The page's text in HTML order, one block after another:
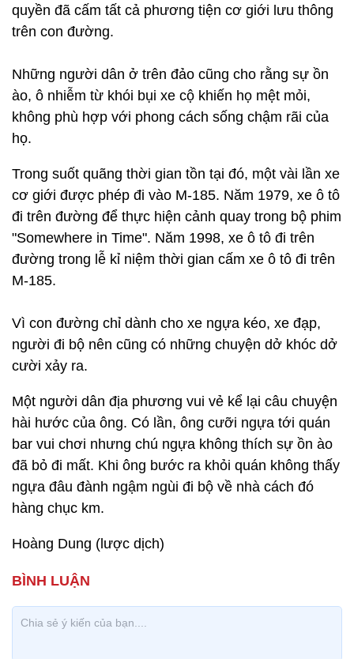
quyền đã cấm tất cả phương tiện cơ giới lưu thông
trên con đường.
Những người dân ở trên đảo cũng cho rằng sự ồn
ào, ô nhiễm từ khói bụi xe cộ khiến họ mệt mỏi,
không phù hợp với phong cách sống chậm rãi của
họ.
Trong suốt quãng thời gian tồn tại đó, một vài lần xe
cơ giới được phép đi vào M-185. Năm 1979, xe ô tô
đi trên đường để thực hiện cảnh quay trong bộ phim
"Somewhere in Time". Năm 1998, xe ô tô đi trên
đường trong lễ kỉ niệm thời gian cấm xe ô tô đi trên
M-185.
Vì con đường chỉ dành cho xe ngựa kéo, xe đạp,
người đi bộ nên cũng có những chuyện dở khóc dở
cười xảy ra.
Một người dân địa phương vui vẻ kể lại câu chuyện
hài hước của ông. Có lần, ông cưỡi ngựa tới quán
bar vui chơi nhưng chú ngựa không thích sự ồn ào
đã bỏ đi mất. Khi ông bước ra khỏi quán không thấy
ngựa đâu đành ngậm ngùi đi bộ về nhà cách đó
hàng chục km.
Hoàng Dung (lược dịch)